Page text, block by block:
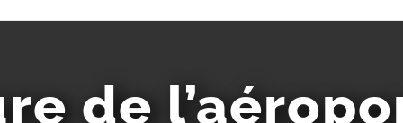
de